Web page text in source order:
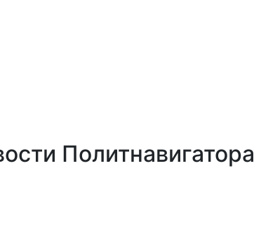
Политнавигатора